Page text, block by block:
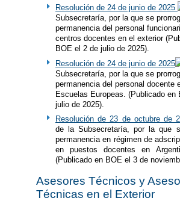
Resolución de 24 de junio de 2025
Subsecretaría, por la que se
permanencia del personal
centros docentes en el exterior
BOE el 2 de julio de 2025).
Resolución de 24 de junio de 2025
Subsecretaría, por la que se
permanencia del personal docente
Escuelas Europeas. (Publicado en
julio de 2025).
Resolución de 23 de octubre de
de la Subsecretaría, por la que
permanencia en régimen de
en puestos docentes en
(Publicado en BOE el 3 de
Asesores Técnicos y
Técnicas en el Exterior